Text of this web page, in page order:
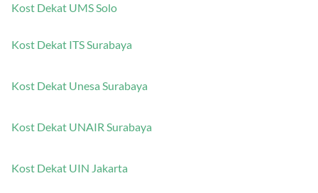
Kost Dekat UMS Solo
Kost Dekat ITS Surabaya
Kost Dekat Unesa Surabaya
Kost Dekat UNAIR Surabaya
Kost Dekat UIN Jakarta